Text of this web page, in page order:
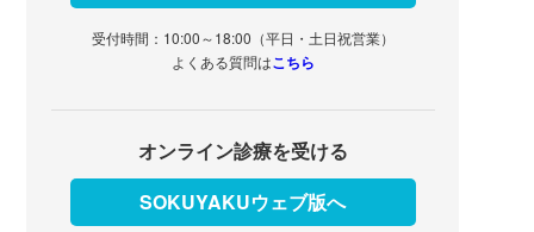
受付時間：10:00～18:00（平日・土日祝営業）
よくある質問はこちら
オンライン診療を受ける
SOKUYAKUウェブ版へ